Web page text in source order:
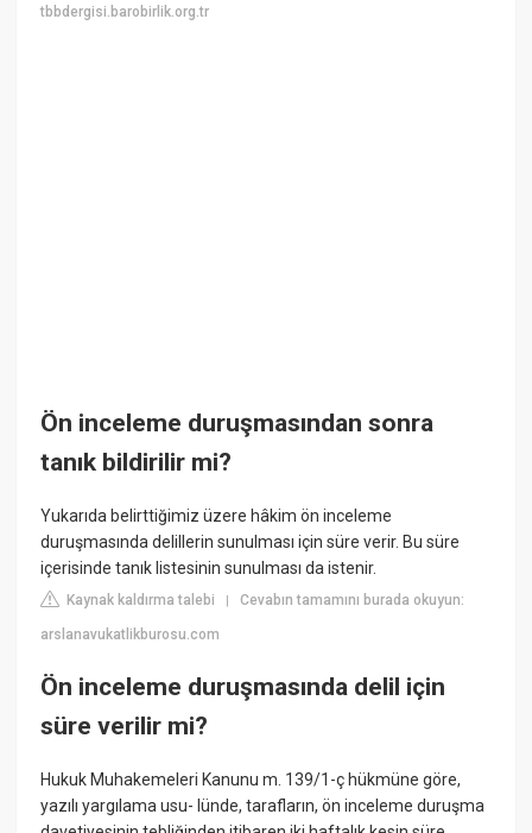
tbbdergisi.barobirlik.org.tr
Ön inceleme duruşmasından sonra
tanık bildirilir mi?
Yukarıda belirttiğimiz üzere hâkim ön inceleme
duruşmasında delillerin sunulması için süre verir. Bu süre
içerisinde tanık listesinin sunulması da istenir.
Kaynak kaldırma talebi |Cevabın tamamını burada okuyun:
arslanavukatlikburosu.com
Ön inceleme duruşmasında delil için
süre verilir mi?
Hukuk Muhakemeleri Kanunu m. 139/1-ç hükmüne göre,
yazılı yargılama usu- lünde, tarafların, ön inceleme duruşma